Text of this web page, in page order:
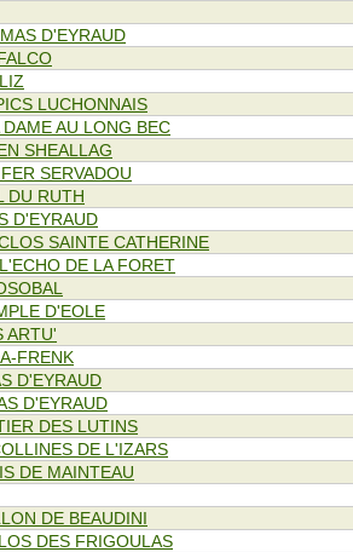
D'EYRAUD
LUCHONNAIS
AU LONG BEC
SHEALLAG
SERVADOU
DU RUTH
D'EYRAUD
SAINTE CATHERINE
DE LA FORET
D'EOLE
ARTU'
FRENK
D'EYRAUD
D'EYRAUD
DES LUTINS
DE L'IZARS
DE MAINTEAU
DE BEAUDINI
DES FRIGOULAS